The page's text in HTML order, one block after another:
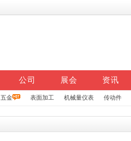
公司 展会 资讯
五金 表面加工 机械量仪表 传动件